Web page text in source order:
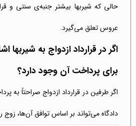
حالی که شیربها بیشتر جنبه‌ی سنتی و
عروس تعلق می‌گیرد.
اگر در قرارداد ازدواج به شیربها
برای پرداخت آن وجود دارد؟
اگر طرفین در قرارداد ازدواج صراحتاً به
دادگاه می‌تواند بر اساس توافق آن‌ها، زوج